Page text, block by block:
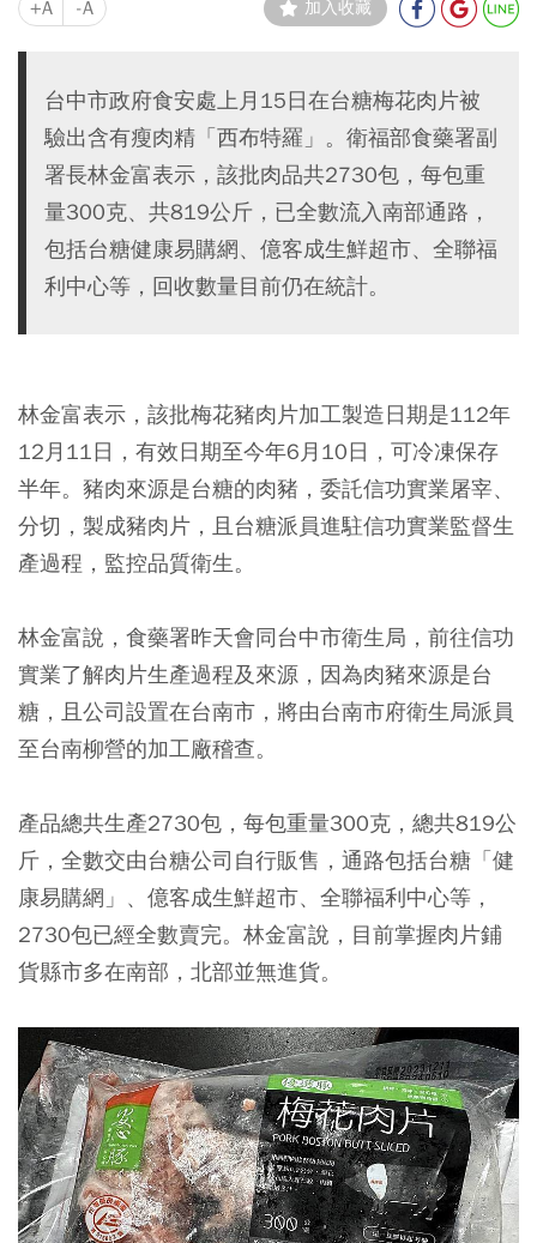
+A -A 加入收藏
台中市政府食安處上月15日在台糖梅花肉片被
驗出含有瘦肉精「西布特羅」。衛福部食藥署副
署長林金富表示，該批肉品共2730包，每包重
量300克、共819公斤，已全數流入南部通路，
包括台糖健康易購網、億客成生鮮超市、全聯福
利中心等，回收數量目前仍在統計。
林金富表示，該批梅花豬肉片加工製造日期是112年
12月11日，有效日期至今年6月10日，可冷凍保存
半年。豬肉來源是台糖的肉豬，委託信功實業屠宰、
分切，製成豬肉片，且台糖派員進駐信功實業監督生
產過程，監控品質衛生。
林金富說，食藥署昨天會同台中市衛生局，前往信功
實業了解肉片生產過程及來源，因為肉豬來源是台
糖，且公司設置在台南市，將由台南市府衛生局派員
至台南柳營的加工廠稽查。
產品總共生產2730包，每包重量300克，總共819公
斤，全數交由台糖公司自行販售，通路包括台糖「健
康易購網」、億客成生鮮超市、全聯福利中心等，
2730包已經全數賣完。林金富說，目前掌握肉片鋪
貨縣市多在南部，北部並無進貨。